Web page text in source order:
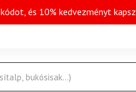
kódot, és 10% kedvezményt kapsz